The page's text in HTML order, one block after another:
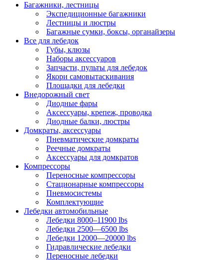
Багажники, лестницы
Экспедиционные багажники
Лестницы и люстры
Багажные сумки, боксы, органайзеры
Все для лебедок
Губы, клюзы
Наборы аксессуаров
Запчасти, пульты для лебедок
Якори самовытаскивания
Площадки для лебедки
Внедорожный свет
Диодные фары
Аксессуары, крепеж, проводка
Диодные балки, люстры
Домкраты, аксессуары
Пневматические домкраты
Реечные домкраты
Аксессуары для домкратов
Компрессоры
Переносные компрессоры
Стационарные компрессоры
Пневмосистемы
Комплектующие
Лебедки автомобильные
Лебедки 8000–11900 lbs
Лебедки 2500—6500 lbs
Лебедки 12000—20000 lbs
Гидравлические лебедки
Переносные лебедки